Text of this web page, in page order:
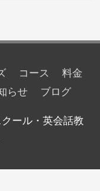
コース
料金
らせ ブログ
ール・英会話教